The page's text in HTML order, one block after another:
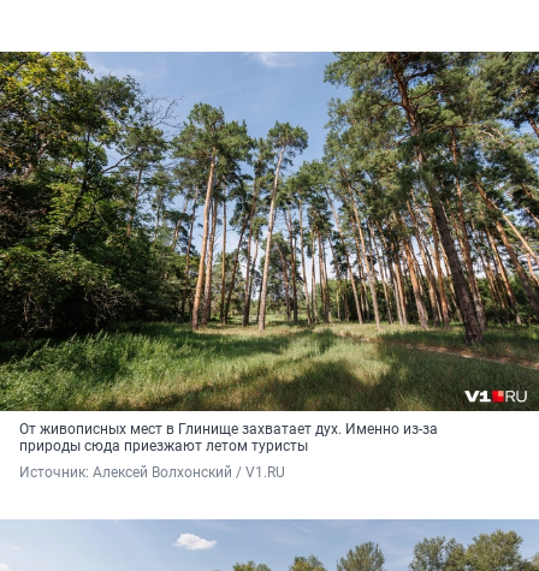
От живописных мест в Глинище захватает дух. Именно из-за
природы сюда приезжают летом туристы
Источник: Алексей Волхонский / V1.RU